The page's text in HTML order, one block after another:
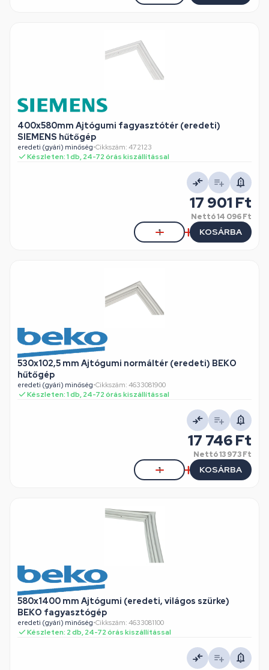
400x580mm Ajtógumi fagyasztótér (eredeti)
SIEMENS hűtőgép
eredeti (gyári) minőség•Cikkszám: 472123
Készleten: 1 db, 24-72 órás kiszállítással
17 901 Ft
Nettó14 096 Ft
KOSÁRBA
530x102,5 mm Ajtógumi normáltér (eredeti) BEKO
hűtőgép
eredeti (gyári) minőség•Cikkszám: 4633081900
Készleten: 1 db, 24-72 órás kiszállítással
17 746 Ft
Nettó13 973 Ft
KOSÁRBA
580x1400 mm Ajtógumi (eredeti, világos szürke)
BEKO fagyasztógép
eredeti (gyári) minőség•Cikkszám: 4633081100
Készleten: 2 db, 24-72 órás kiszállítással